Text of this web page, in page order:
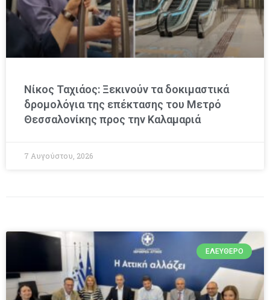
Νίκος Ταχιάος: Ξεκινούν τα δοκιμαστικά
δρομολόγια της επέκτασης του Μετρό
Θεσσαλονίκης προς την Καλαμαριά
7 Αυγούστου, 2026
ΕΛΕΎΘΕΡΟ